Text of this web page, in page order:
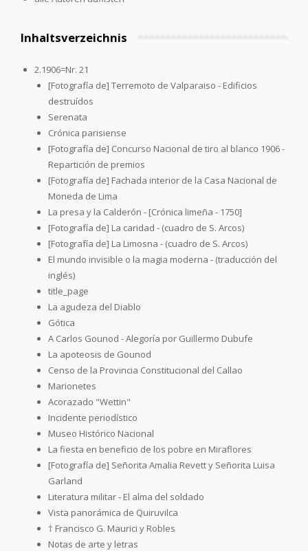
Inhaltsverzeichnis
2.1906=Nr. 21
[Fotografía de] Terremoto de Valparaiso - Edificios
destruídos
Serenata
Crónica parisiense
[Fotografía de] Concurso Nacional de tiro al blanco 1906 -
Repartición de premios
[Fotografía de] Fachada interior de la Casa Nacional de
Moneda de Lima
La presa y la Calderón - [Crónica limeña - 1750]
[Fotografía de] La caridad - (cuadro de S. Arcos)
[Fotografía de] La Limosna - (cuadro de S. Arcos)
El mundo invisible o la magia moderna - (traducción del
inglés)
title_page
La agudeza del Diablo
Gótica
A Carlos Gounod - Alegoría por Guillermo Dubufe
La apoteosis de Gounod
Censo de la Provincia Constitucional del Callao
Marionetes
Acorazado "Wettin"
Incidente periodístico
Museo Histórico Nacional
La fiesta en beneficio de los pobre en Miraflores
[Fotografía de] Señorita Amalia Revett y Señorita Luisa
Garland
Literatura militar - El alma del soldado
Vista panorámica de Quiruvilca
† Francisco G. Maurici y Robles
Notas de arte y letras